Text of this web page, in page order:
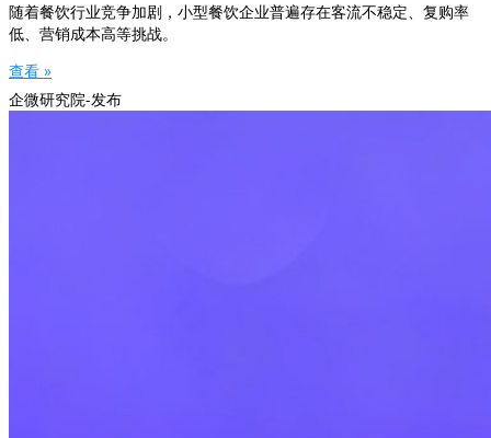
随着餐饮行业竞争加剧，小型餐饮企业普遍存在客流不稳定、复购率
低、营销成本高等挑战。
查看 »
企微研究院-发布